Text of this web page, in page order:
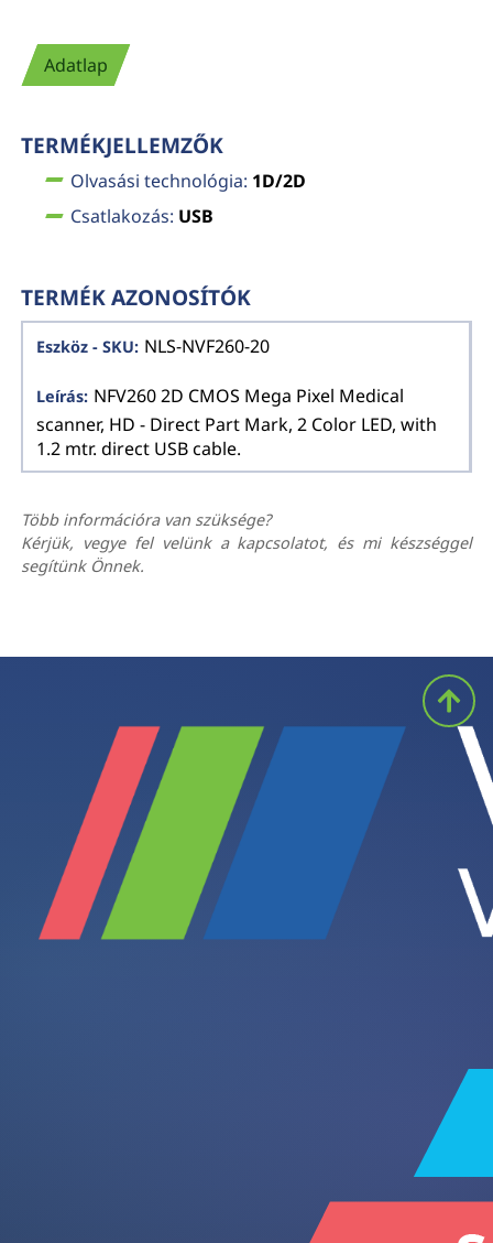
Adatlap
TERMÉKJELLEMZŐK
Olvasási technológia: 1D/2D
Csatlakozás: USB
TERMÉK AZONOSÍTÓK
NLS-NVF260-20
NFV260 2D CMOS Mega Pixel Medical
scanner, HD - Direct Part Mark, 2 Color LED, with
1.2 mtr. direct USB cable.
Több információra van szüksége?
Kérjük, vegye fel velünk a kapcsolatot, és mi készséggel
segítünk Önnek.